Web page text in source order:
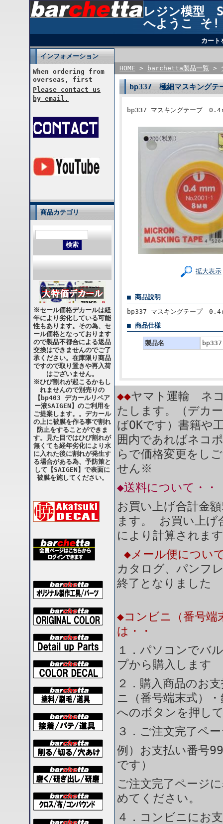
レジン模型
へようこ そ!
カート
インフォメーション
When ordering from
overseas, first
Please contact us
by email.
商品カテゴリ
※セール価格デカールは経
年により劣化している可能
性もあります。その為、セ
ール価格となっております
ので製品不都合による返品
交換はできませんのでご了
承ください。在庫限り商品
ですので取り置きや再入荷
はございません。
※ひび割れが起こるかもし
れませんので別売りの
【bp403 デカールリペア
ー液SAIGEN】のご利用を
ご提案します。。デカール
の上に被膜を作る事で割れ
防止をすることができま
す。見た目ではひび割れが
無くても経年劣化により水
に入れた後に割れが発生す
る場合がある為、予防策と
して【SAIGEN】で表面に
被膜を施してください。
HOME > barchetta製品一覧 >
bp337 極細マスキング
bp337 マスキングテープ 0.4
拡大表示
■ 商品説明
bp337 マスキングテープ 0.4
■ 商品仕様
製品名
◆◆ヤマト運輸 ネ
たします。（デカ
ばOKです）書籍や
囲内であればネコ
らで価格変更をし
せん※
◆送料について・・
お買い上げ合計金
ます。 お買い上
により計算されま
◆メール便につい
カタログ、パンフ
終了となりました
◆コンビニ（番号端
は・・
１．パソコンでバ
プから購入します
２．購入商品のお
ニ（番号端末式）
へのボタンを押し
３．ご注文完了ペ
例）お支払い番号
です）
ご注文完了ページ
めてください。
４．コンビニにお